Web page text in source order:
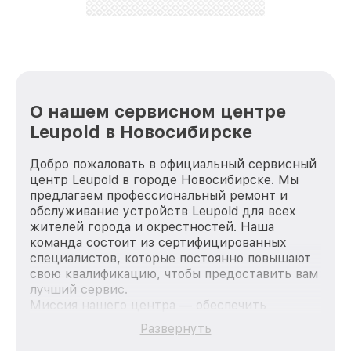
О нашем сервисном центре
Leupold в Новосибирске
Добро пожаловать в официальный сервисный
центр Leupold в городе Новосибирске. Мы
предлагаем профессиональный ремонт и
обслуживание устройств Leupold для всех
жителей города и окрестностей. Наша
команда состоит из сертифицированных
специалистов, которые постоянно повышают
свою квалификацию, чтобы предоставить вам
лучший сервис.
Миссия нашего центра — обеспечить
качественный и доступный ремонт для
каждого пользователя продукции Leupold, вне
Развернуть